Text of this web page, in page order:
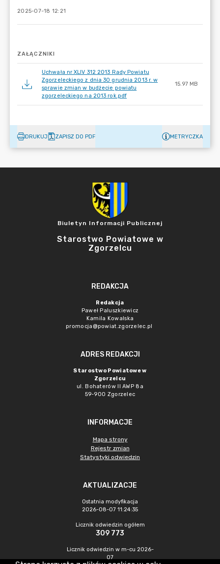
2025-07-18 12:21
ZAŁĄCZNIKI
Uchwała nr XLIV 312 2013 Rady Powiatu
Zgorzeleckiego z dnia 30 grudnia 2013 r. w
sprawie zmian w budżecie powiatu
zgorzeleckiego na 2013 rok.pdf
15.97 MB
DRUKUJ ZAPISZ DO PDF METRYCZKA
Biuletyn Informacji Publicznej
Starostwo Powiatowe w
Zgorzelcu
REDAKCJA
Redakcja
Paweł Paluszkiewicz
Kamila Kowalska
promocja@powiat.zgorzelec.pl
ADRES REDAKCJI
Starostwo Powiatowe w
Zgorzelcu
ul. Bohaterów II AWP 8a
59-900 Zgorzelec
INFORMACJE
Mapa strony
Rejestr zmian
Statystyki odwiedzin
AKTUALIZACJE
Ostatnia modyfikacja
2026-08-07 11:24:35
Licznik odwiedzin ogółem
309 773
Licznik odwiedzin w m-cu 2026-
07